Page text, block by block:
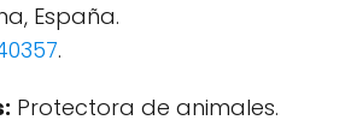
España.
.
Protectora de animales.